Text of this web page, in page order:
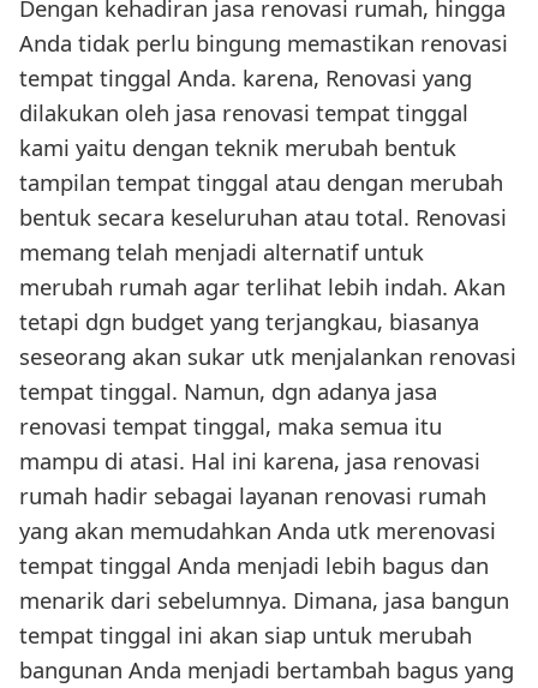
Dengan kehadiran jasa renovasi rumah, hingga
Anda tidak perlu bingung memastikan renovasi
tempat tinggal Anda. karena, Renovasi yang
dilakukan oleh jasa renovasi tempat tinggal
kami yaitu dengan teknik merubah bentuk
tampilan tempat tinggal atau dengan merubah
bentuk secara keseluruhan atau total. Renovasi
memang telah menjadi alternatif untuk
merubah rumah agar terlihat lebih indah. Akan
tetapi dgn budget yang terjangkau, biasanya
seseorang akan sukar utk menjalankan renovasi
tempat tinggal. Namun, dgn adanya jasa
renovasi tempat tinggal, maka semua itu
mampu di atasi. Hal ini karena, jasa renovasi
rumah hadir sebagai layanan renovasi rumah
yang akan memudahkan Anda utk merenovasi
tempat tinggal Anda menjadi lebih bagus dan
menarik dari sebelumnya. Dimana, jasa bangun
tempat tinggal ini akan siap untuk merubah
bangunan Anda menjadi bertambah bagus yang